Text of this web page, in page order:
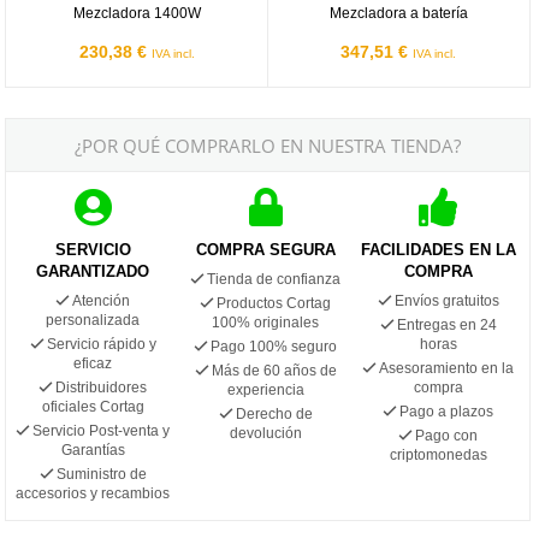
Mezcladora 1400W
230,38 € IVA incl.
Mezcladora a batería
347,51 € IVA incl.
¿POR QUÉ COMPRARLO EN NUESTRA TIENDA?
SERVICIO
GARANTIZADO
Atención
personalizada
Servicio rápido y
eficaz
Distribuidores
oficiales Cortag
Servicio Post-venta y
Garantías
Suministro de
accesorios y recambios
COMPRA SEGURA
Tienda de confianza
Productos Cortag
100% originales
Pago 100% seguro
Más de 60 años de
experiencia
Derecho de
devolución
FACILIDADES EN LA
COMPRA
Envíos gratuitos
Entregas en 24
horas
Asesoramiento en la
compra
Pago a plazos
Pago con
criptomonedas